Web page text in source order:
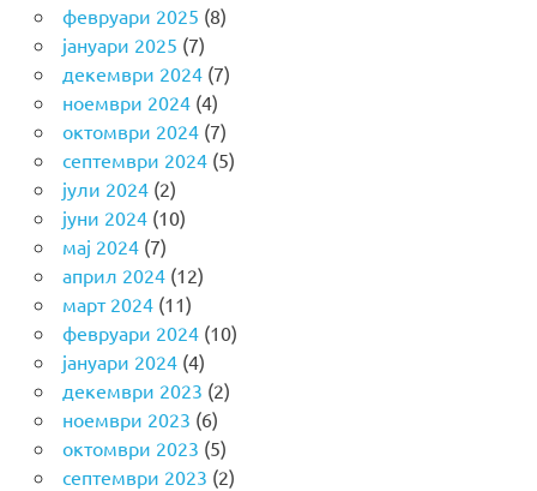
февруари 2025 (8)
јануари 2025 (7)
декември 2024(7)
ноември 2024(4)
октомври 2024(7)
септември 2024(5)
јули 2024(2)
јуни 2024(10)
мај 2024(7)
април 2024(12)
март 2024(11)
февруари 2024(10)
јануари 2024(4)
декември 2023 (2)
ноември 2023 (6)
октомври 2023 (5)
септември 2023 (2)